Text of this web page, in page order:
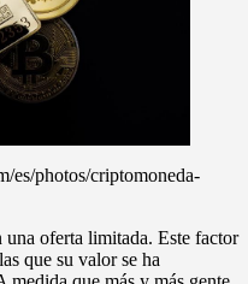
es/photos/criptomoneda-
oferta limitada. Este factor
que su valor se ha